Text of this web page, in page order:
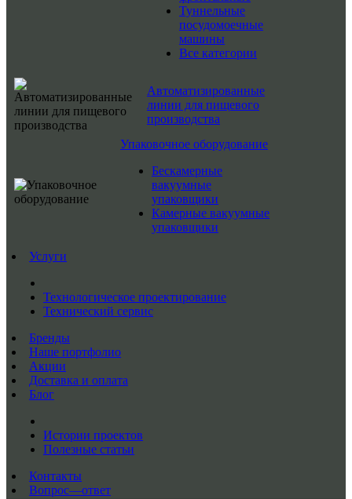
Туннельные
посудомоечные
машины
Все категории
Автоматизированные
линии для пищевого
производства
Упаковочное оборудование
Бескамерные
вакуумные
упаковщики
Камерные вакуумные
упаковщики
Услуги
Технологическое проектирование
Технический сервис
Бренды
Наше портфолио
Акции
Доставка и оплата
Блог
Истории проектов
Полезные статьи
Контакты
Вопрос—ответ